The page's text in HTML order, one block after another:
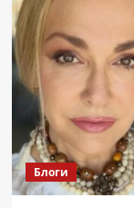
втонула
в
Іспанській
кризі.
Блоги